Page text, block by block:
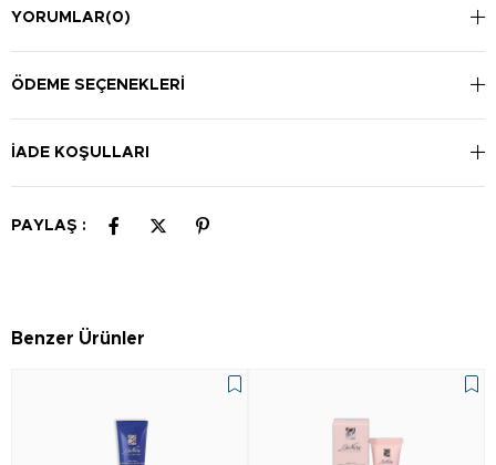
Kullanım Şekli:
Durulanmaz. Günlük kullanıma uygundur.
YORUMLAR(0)
ÖDEME SEÇENEKLERI
İADE KOŞULLARI
PAYLAŞ :
Benzer Ürünler